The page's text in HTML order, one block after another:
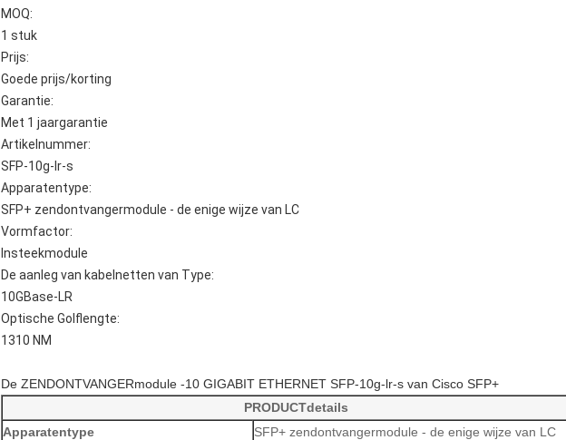
MOQ:
1 stuk
Prijs:
Goede prijs/korting
Garantie:
Met 1 jaargarantie
Artikelnummer:
SFP-10g-lr-s
Apparatentype:
SFP+ zendontvangermodule - de enige wijze van LC
Vormfactor:
Insteekmodule
De aanleg van kabelnetten van Type:
10GBase-LR
Optische Golflengte:
1310 NM
De ZENDONTVANGERmodule -10 GIGABIT ETHERNET SFP-10g-lr-s van Cisco SFP+
PRODUCTdetails
Apparatentype
SFP+ zendontvangermodule - de enige wijze van LC